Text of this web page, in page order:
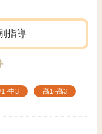
指導
1~中3
高1~高3